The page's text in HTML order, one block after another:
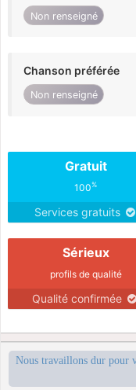
Non renseigné
Chanson préférée
Non renseigné
Gratuit
100%
Services gratuits
Sérieux
profils de qualité
Qualité confirmée
Nous travaillons dur pour